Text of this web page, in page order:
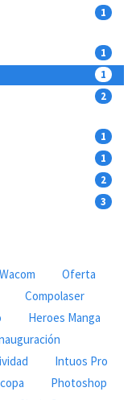
1
1
1
2
1
1
2
3
Oferta
Compolaser
Heroes Manga
Intuos Pro
Photoshop